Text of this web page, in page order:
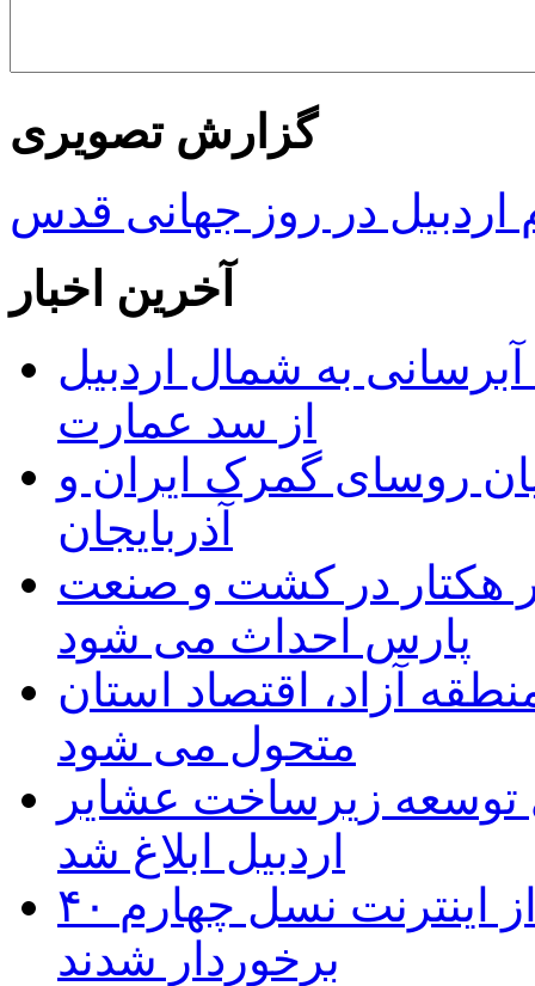
گزارش تصویری
در روز جهانی قدس
آخرین اخبار
ماده ۲۳ طرح آبرسانی به شمال اردبیل
از سد عمارت
روسای گمرک ایران و
آذربایجان
هکتار در کشت و صنعت
پارس احداث می شود
آزاد، اقتصاد استان
متحول می شود
برای توسعه زیرساخت عشایر
اردبیل ابلاغ شد
۴۰ روستای شهرستان گِرمی از اینترنت نسل چهارم
برخوردار شدند